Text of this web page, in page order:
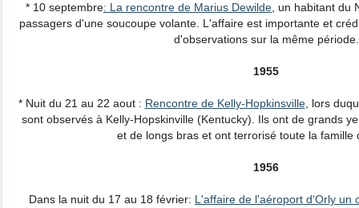
* 10 septembre: La rencontre de Marius Dewilde , un habitant du
passagers d'une soucoupe volante. L'affaire est importante et
d'observations sur la même période.
1955
* Nuit du 21 au 22 aout : Rencontre de Kelly-Hopkinsville, lors
sont observés à Kelly-Hopskinville (Kentucky). Ils ont de grands
et de longs bras et ont terrorisé toute la famille
1956
Dans la nuit du 17 au 18 février: L'affaire de l'aéroport d'Orly un